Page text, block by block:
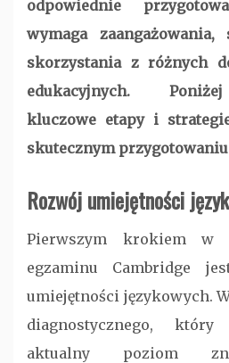
odpowiednie
wymaga zaangażowania,
skorzystania z różnych
edukacyjnych.
kluczowe etapy i
skutecznym
Rozwój umiejętności
Pierwszym krokiem w
egzaminu Cambridge
umiejętności językowych.
diagnostycznego,
aktualny poziom